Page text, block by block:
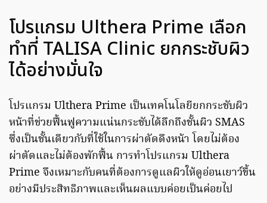
โปรแกรม Ulthera Prime เลือก
ทำที่ TALISA Clinic ยกกระชับผิว
ได้อย่างมั่นใจ
โปรแกรม Ulthera Prime เป็นเทคโนโลยียกกระชับผิว
หน้าที่ช่วยฟื้นฟูความแน่นกระชับได้ลึกถึงชั้นผิว SMAS
ซึ่งเป็นชั้นเดียวกับที่ใช้ในการผ่าตัดดึงหน้า โดยไม่ต้อง
ผ่าตัดและไม่ต้องพักฟื้น การทำโปรแกรม Ulthera
Prime จึงเหมาะกับคนที่ต้องการดูแลผิวให้ดูอ่อนเยาว์ขึ้น
อย่างมีประสิทธิภาพและเห็นผลแบบค่อยเป็นค่อยไป